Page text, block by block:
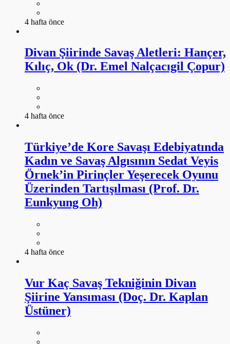
4 hafta önce
Divan Şiirinde Savaş Aletleri: Hançer,
Kılıç, Ok (Dr. Emel Nalçacıgil Çopur)
4 hafta önce
Türkiye’de Kore Savaşı Edebiyatında
Kadın ve Savaş Algısının Sedat Veyis
Örnek’in Pirinçler Yeşerecek Oyunu
Üzerinden Tartışılması (Prof. Dr.
Eunkyung Oh)
4 hafta önce
Vur Kaç Savaş Tekniğinin Divan
Şiirine Yansıması (Doç. Dr. Kaplan
Üstüner)